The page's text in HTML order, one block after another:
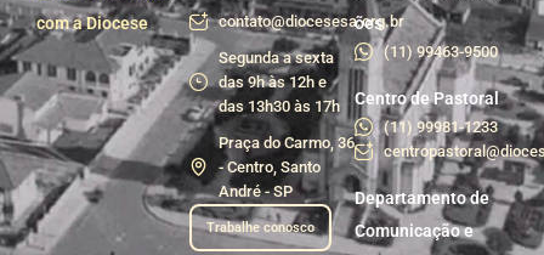
com a Diocese
contato@diocesesa.org.br
Segunda a sexta
das 9h às 12h e
das 13h30 às 17h
Praça do Carmo, 36
- Centro, Santo
André - SP
Trabalhe conosco
ões
(11) 99463-9500
Centro de Pastoral
(11) 99981-1233
Departamento de
Comunicação e